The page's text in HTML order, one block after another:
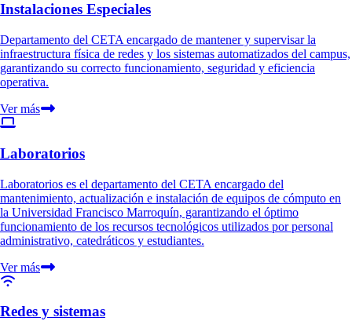
Instalaciones Especiales
Departamento del CETA encargado de mantener y supervisar la
infraestructura física de redes y los sistemas automatizados del campus,
garantizando su correcto funcionamiento, seguridad y eficiencia
operativa.
Ver más
Laboratorios
Laboratorios es el departamento del CETA encargado del
mantenimiento, actualización e instalación de equipos de cómputo en
la Universidad Francisco Marroquín, garantizando el óptimo
funcionamiento de los recursos tecnológicos utilizados por personal
administrativo, catedráticos y estudiantes.
Ver más
Redes y sistemas